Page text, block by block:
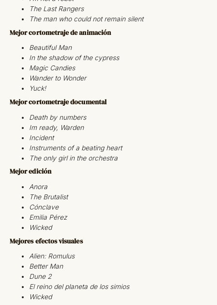
The Last Rangers
The man who could not remain silent
Mejor cortometraje de animación
Beautiful Man
In the shadow of the cypress
Magic Candies
Wander to Wonder
Yuck!
Mejor cortometraje documental
Death by numbers
Im ready, Warden
Incident
Instruments of a beating heart
The only girl in the orchestra
Mejor edición
Anora
The Brutalist
Cónclave
Emilia Pérez
Wicked
Mejores efectos visuales
Alien: Romulus
Better Man
Dune 2
El reino del planeta de los simios
Wicked